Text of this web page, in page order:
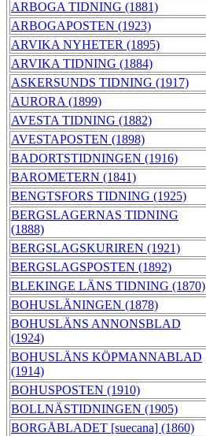
ARBOGA TIDNING (1881)
ARBOGAPOSTEN (1923)
ARVIKA NYHETER (1895)
ARVIKA TIDNING (1884)
ASKERSUNDS TIDNING (1917)
AURORA (1899)
AVESTA TIDNING (1882)
AVESTAPOSTEN (1898)
BADORTSTIDNINGEN (1916)
BAROMETERN (1841)
BENGTSFORS TIDNING (1925)
BERGSLAGERNAS TIDNING
(1888)
BERGSLAGSKURIREN (1921)
BERGSLAGSPOSTEN (1892)
BLEKINGE LÄNS TIDNING (1870)
BOHUSLÄNINGEN (1878)
BOHUSLÄNS ANNONSBLAD
(1924)
BOHUSLÄNS KÖPMANNABLAD
(1914)
BOHUSPOSTEN (1910)
BOLLNÄSTIDNINGEN (1905)
BORGÅBLADET [suecana] (1860)